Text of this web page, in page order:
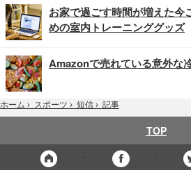
お家で過ごす時間が増えた今
めの室内トレーニンググッズ
Amazonで売れている意外な
ホーム › スポーツ › 短信 › 記事
TOP